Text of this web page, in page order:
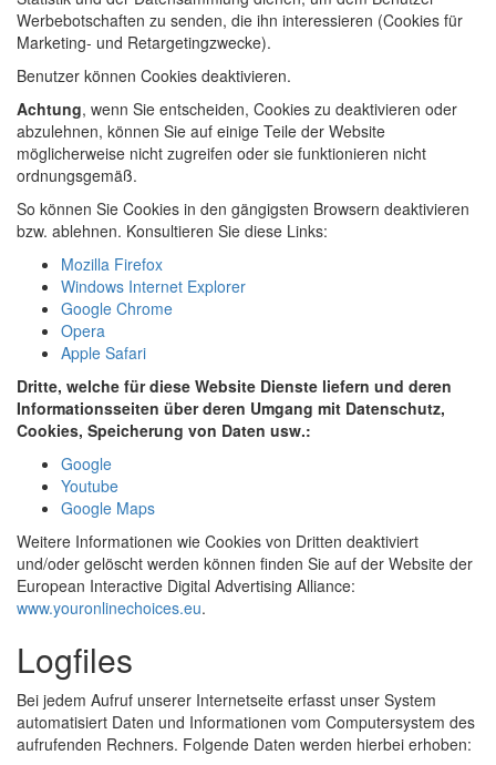
Werbebotschaften zu senden, die ihn interessieren (Cookies für
Marketing- und Retargetingzwecke).
Benutzer können Cookies deaktivieren.
Achtung, wenn Sie entscheiden, Cookies zu deaktivieren oder
abzulehnen, können Sie auf einige Teile der Website
möglicherweise nicht zugreifen oder sie funktionieren nicht
ordnungsgemäß.
So können Sie Cookies in den gängigsten Browsern deaktivieren
bzw. ablehnen. Konsultieren Sie diese Links:
Mozilla Firefox
Windows Internet Explorer
Google Chrome
Opera
Apple Safari
Dritte, welche für diese Website Dienste liefern und deren
Informationsseiten über deren Umgang mit Datenschutz,
Cookies, Speicherung von Daten usw.:
Google
Youtube
Google Maps
Weitere Informationen wie Cookies von Dritten deaktiviert
und/oder gelöscht werden können finden Sie auf der Website der
European Interactive Digital Advertising Alliance:
www.youronlinechoices.eu.
Logfiles
Bei jedem Aufruf unserer Internetseite erfasst unser System
automatisiert Daten und Informationen vom Computersystem des
aufrufenden Rechners. Folgende Daten werden hierbei erhoben: